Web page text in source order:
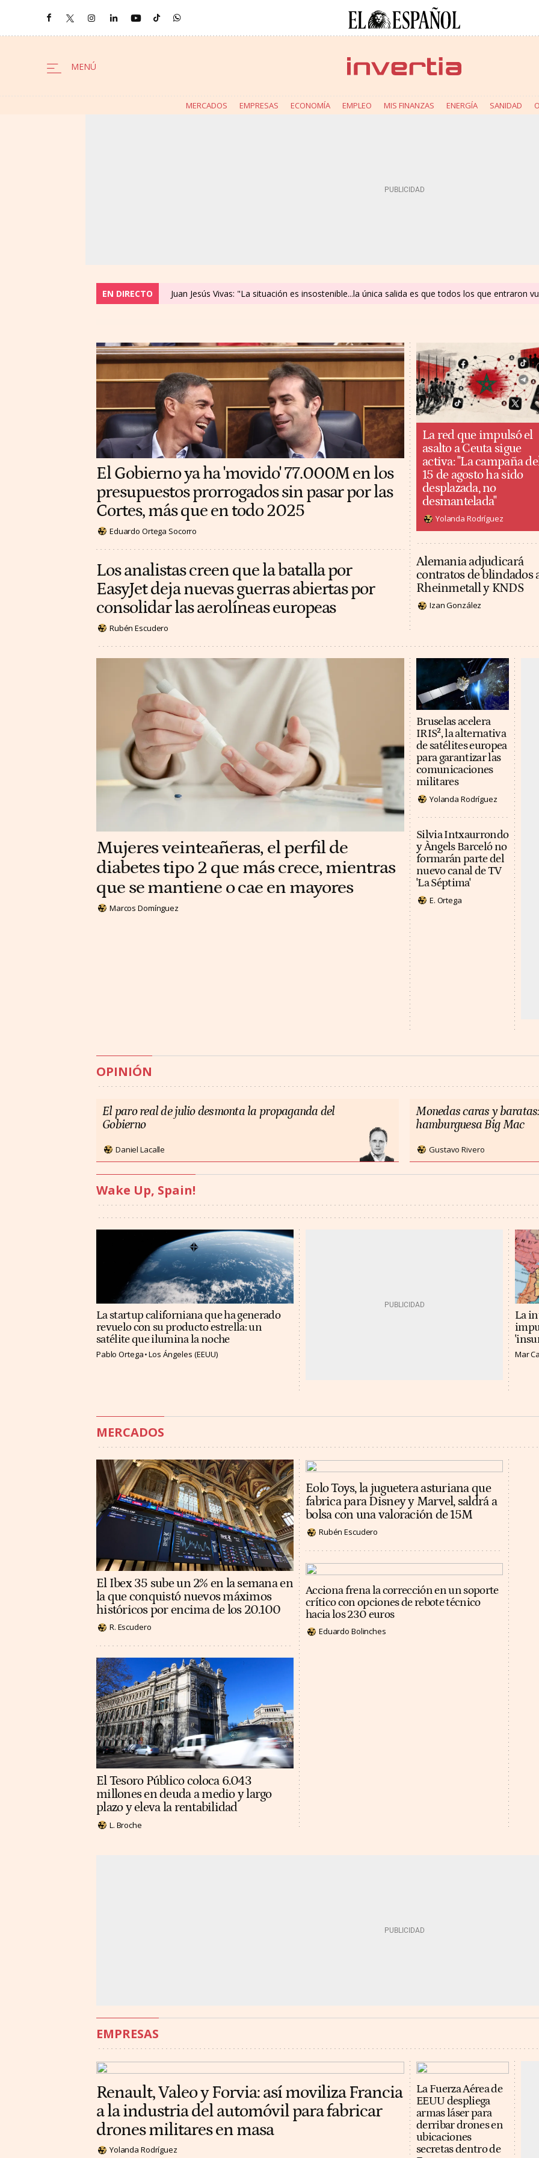
MERCADOS EMPRESAS ECONOMÍA EMPLEO MIS FINANZAS ENERGÍA SANIDAD
EN DIRECTO Juan Jesús Vivas: "La situación es insostenible...la única salida es que todos los que entraron
El Gobierno ya ha 'movido' 77.000M en los
presupuestos prorrogados sin pasar por las
Cortes, más que en todo 2025
Eduardo Ortega Socorro
Los analistas creen que la batalla por
EasyJet deja nuevas guerras abiertas por
consolidar las aerolíneas europeas
Rubén Escudero
La red que impulsó el
asalto a Ceuta sigue
activa: "La campaña
15 de agosto ha sido
desplazada, no
desmantelada"
Yolanda Rodríguez
Alemania adjudicará
contratos de blindados
Rheinmetall y KNDS
Izan González
Mujeres veinteañeras, el perfil de
diabetes tipo 2 que más crece, mientras
que se mantiene o cae en mayores
Marcos Domínguez
Bruselas acelera
IRIS², la alternativa
de satélites europea
para garantizar las
comunicaciones
militares
Yolanda Rodríguez
Silvia Intxaurrondo
y Àngels Barceló no
formarán parte del
nuevo canal de TV
'La Séptima'
E. Ortega
OPINIÓN
El paro real de julio desmonta la propaganda del
Gobierno
Daniel Lacalle
Monedas caras y
hamburguesa Big Mac
Gustavo Rivero
Wake Up, Spain!
La startup californiana que ha generado
revuelo con su producto estrella: un
satélite que ilumina la noche
Pablo Ortega Los Ángeles (EEUU)
La
Mar
MERCADOS
El Ibex 35 sube un 2% en la semana en
la que conquistó nuevos máximos
históricos por encima de los 20.100
R. Escudero
El Tesoro Público coloca 6.043
millones en deuda a medio y largo
plazo y eleva la rentabilidad
L. Broche
Eolo Toys, la juguetera asturiana que
fabrica para Disney y Marvel, saldrá a
bolsa con una valoración de 15M
Rubén Escudero
Acciona frena la corrección en un soporte
crítico con opciones de rebote técnico
hacia los 230 euros
Eduardo Bolinches
EMPRESAS
Renault, Valeo y Forvia: así moviliza Francia
a la industria del automóvil para fabricar
drones militares en masa
Yolanda Rodríguez
La Fuerza Aérea de
EEUU despliega
armas láser para
derribar drones en
ubicaciones
secretas dentro de